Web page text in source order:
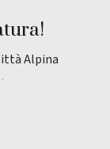
Alpina